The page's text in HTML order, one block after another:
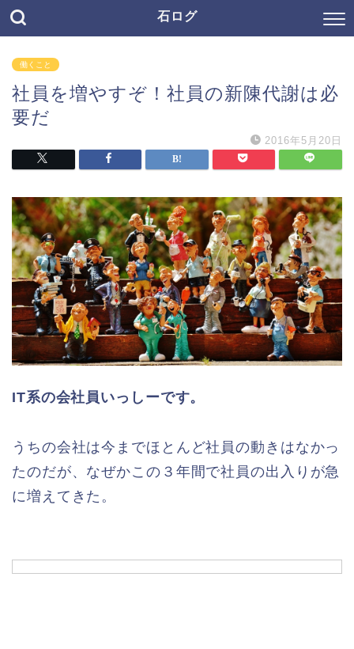
石ログ
働くこと
社員を増やすぞ！社員の新陳代謝は必
要だ
2016年5月20日
IT系の会社員いっしーです。
うちの会社は今までほとんど社員の動きはなかっ
たのだが、なぜかこの３年間で社員の出入りが急
に増えてきた。